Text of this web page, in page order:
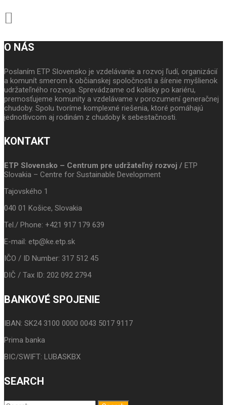
O NÁS
Poslaním ETP Slovensko je vzdelávanie a rozvoj ľudí, organizácií
a komunít smerom k občianskej spoločnosti a šírenie myšlienok
udržateľného rozvoja. Sprevádzame od kolísky po kariéru,
premosťujeme komunity a vzdelávame v porozumení generačnej
chudoby. Spolu tvoríme komplexné riešenia, ktoré pomáhajú
jednotlivcom aj rodinám z chudoby k sebestačnosti.
KONTAKT
ETP Slovensko – Centrum pre udržateľný rozvoj / ETP
Slovakia – Centre for Sustainable Development
Tajovského 1
040 01 Košice, Slovakia
Tel./ Phone: +421 917 179 639
E-mail: etp@ke.etp.sk
IČO / ID Number: 317 512 45
DIČ / Tax ID: 202 092 2794
BANKOVÉ SPOJENIE
IBAN: SK24 3100 0000 0043 5017 9117
Prima banka
BIC/SWIFT: LUBASKBX
SEARCH